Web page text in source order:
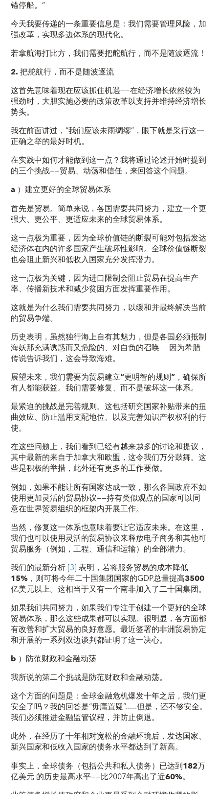
锚停船。”
今天我要传递的一条重要信息是：我们需要管理风险，加
强改革，实现多边体系的现代化。
若拿航海打比方，我们需要把舵航行 ，而不是随波逐流 ！
2.把舵航行，而不是随波逐流
这首先意味着现在应该抓住机遇——在经济增长依然较为
强劲时，大胆实施必要的政策改革以支持并维持经济增长
势头。
我在前面讲过，“我们应该未雨绸缪”，眼下就是采行这一
正确之举的最好时机。
在实践中如何才能做到这一点？我将通过论述开始时提到
的三个挑战——贸易、动荡和信任，来回答这个问题。
a ）建立更好的全球贸易体系
首先是贸易。简单来说，各国需要共同努力，建立一个更
强大、更公平、更适应未来的全球贸易体系。
这一点极为重要，因为全球价值链的断裂可能对包括发达
经济体在内的许多国家产生破坏性影响。全球价值链断裂
也会阻止新兴和低收入国家充分发挥潜力。
这一点极为关键，因为进口限制会阻止贸易在提高生产
率、传播新技术和减少贫困方面发挥重要作用。
这就是为什么我们需要共同努力，以缓和并最终解决当前
的贸易争端。
历史表明，虽然独行海上自有其魅力，但是各国必须抵制
海妖那充满诱惑而又危险的、对自负的召唤——因为希腊
传说告诉我们，这会导致海难。
展望未来，我们需要为贸易建立“更明智的规则” ，确保所
有人都能获益。我们需要修复、而不是破坏这一体系。
最紧迫的挑战是完善规则。这包括研究国家补贴带来的扭
曲效应、防止滥用支配地位、以及完善知识产权权利的行
使。
在这些问题上，我们看到已经有越来越多的讨论和提议 ，
其中最新的来自于加拿大和欧盟，这令我们万分鼓舞。这
些是积极的举措，此外还有更多的工作要做。
例如，如果不能让所有国家达成一致，那么各国政府不如
使用更加灵活的贸易协议——持有类似观点的国家可以同
意在世界贸易组织的框架内开展工作。
当然，修复这一体系也意味着要让它适应未来。在这里，
我们也可以使用灵活的贸易协议来释放电子商务和其他可
贸易服务（例如，工程、通信和运输）的全部潜力。
我们的最新分析[3]表明，若将服务贸易的成本降低
15% ，则可将今年二十国集团国家的GDP总量提高3500
亿美元以上。这相当于又有一个南非加入了二十国集团。
如果我们共同努力，如果我们专注于创建一个更好的全球
贸易体系，那么这些成果都可以实现。很明显，各方面都
有改善和扩大贸易的良好意愿。最近签署的非洲贸易协定
和开展的一系列双边谈判都证明了这一决心。
b ）防范财政和金融动荡
我所说的第二个挑战是防范财政和金融动荡。
这个方面的问题是：全球金融危机爆发十年之后，我们更
安全了吗？我的回答是“毋庸置疑”......但是，还不够安全。
我们必须推进金融监管议程，并防止倒退。
此外，在经历了十年相对宽松的金融环境后，发达国家、
新兴国家和低收入国家的债务水平都达到了新高。
事实上，全球债务（包括公共和私人债务）已达到182万
亿美元 的历史最高水平——比2007年高出了近60%。